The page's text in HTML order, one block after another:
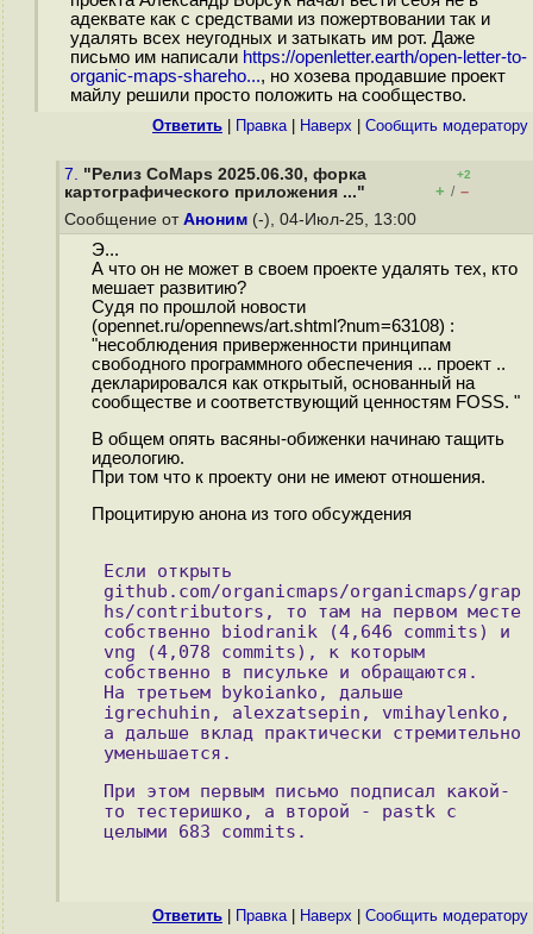
адеквате как с средствами из пожертвовании так и
удалять всех неугодных и затыкать им рот. Даже
письмо им написали https://openletter.earth/open-letter-to-
organic-maps-shareho..., но хозева продавшие проект
майлу решили просто положить на сообщество.
Ответить Правка| Наверх Cообщить модератору
7. "Релиз CoMaps 2025.06.30, форка
картографического приложения ..."
+2
+ / –
Сообщение от Аноним (-), 04-Июл-25, 13:00
Э...
А что он не может в своем проекте удалять тех, кто
мешает развитию?
Судя по прошлой новости
(opennet.ru/opennews/art.shtml?num=63108) :
"несоблюдения приверженности принципам
свободного программного обеспечения ... проект ..
декларировался как открытый, основанный на
сообществе и соответствующий ценностям FOSS. "
В общем опять васяны-обиженки начинаю тащить
идеологию.
При том что к проекту они не имеют отношения.
Процитирую анона из того обсуждения
Если открыть
github.com/organicmaps/organicmaps/grap
hs/contributors, то там на первом месте
собственно biodranik (4,646 commits) и
vng (4,078 commits), к которым
собственно в писульке и обращаются.
На третьем bykoianko, дальше
igrechuhin, alexzatsepin, vmihaylenko,
а дальше вклад практически стремительно
уменьшается.
При этом первым письмо подписал какой-
то тестеришко, а второй - pastk с
целыми 683 commits.
Ответить Правка| Наверх Cообщить модератору